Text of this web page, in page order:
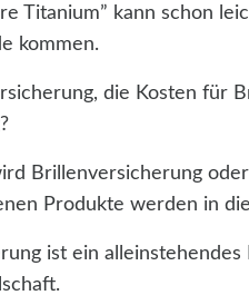
Titanium” kann schon
kommen.
die Kosten für
Brillenversicherung
Produkte werden in
ist ein